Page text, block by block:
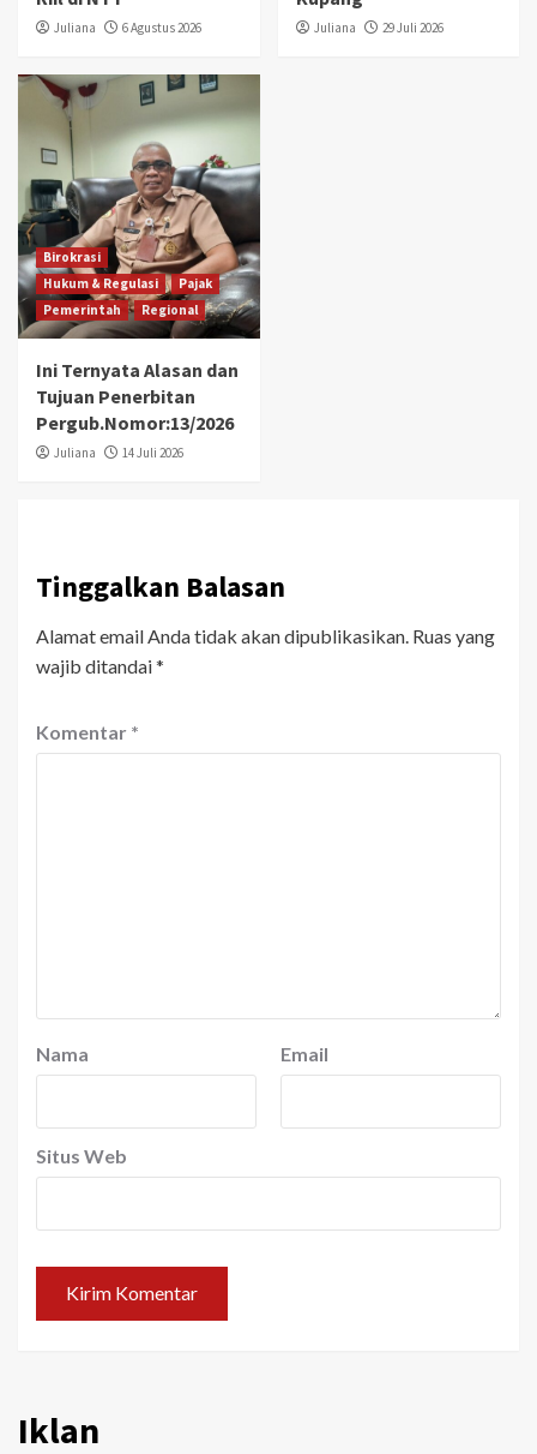
Juliana 6 Agustus 2026 Juliana 29 Juli 2026
Birokrasi
Hukum & Regulasi
Pajak
Pemerintah
Regional
Ini Ternyata Alasan dan
Tujuan Penerbitan
Pergub.Nomor:13/2026
Juliana 14 Juli 2026
Tinggalkan Balasan
Alamat email Anda tidak akan dipublikasikan. Ruas yang
wajib ditandai*
Komentar *
Nama Email
Situs Web
Iklan